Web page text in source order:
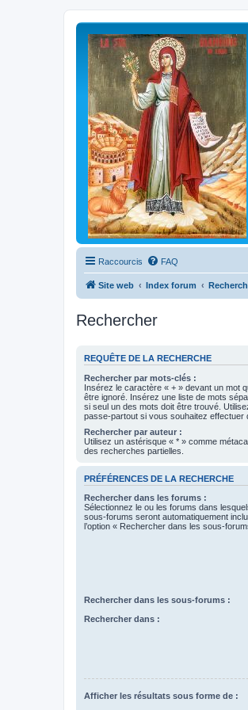
Raccourcis FAQ
Site web Index forum
Rechercher
REQUÊTE DE LA RECHERCHE
Rechercher par mots-clés :
Insérez le caractère « + » devant un mot
être ignoré. Insérez une liste de mots
si seul un des mots doit être trouvé.
passe-partout si vous souhaitez effectuer
Rechercher par auteur :
Utilisez un astérisque « * » comme
des recherches partielles.
PRÉFÉRENCES DE LA RECHERCHE
Rechercher dans les forums :
Sélectionnez le ou les forums dans
sous-forums seront automatiquement
l’option « Rechercher dans les sous-
Rechercher dans les sous-forums :
Rechercher dans :
Afficher les résultats sous forme de :